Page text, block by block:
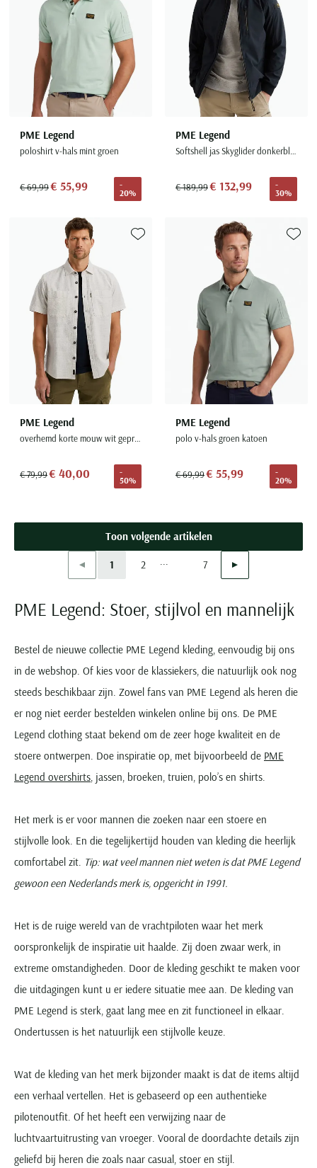
PME Legend
poloshirt v-hals mint groen
€ 69,99€ 55,99
-
20%
PME Legend
Softshell jas Skyglider donkerblauw elastische tailleband
€ 189,99€ 132,99
-
30%
PME Legend
overhemd korte mouw wit geprint
€ 79,99€ 40,00
-
50%
Toevoegen aan favorieten
PME Legend
polo v-hals groen katoen
€ 69,99€ 55,99
-
20%
Toon volgende artikelen
Vorige
1 2
Page
7 Volgende
PME Legend: Stoer, stijlvol en mannelijk
Bestel de nieuwe collectie PME Legend kleding, eenvoudig bij ons
in de webshop. Of kies voor de klassiekers, die natuurlijk ook nog
steeds beschikbaar zijn. Zowel fans van PME Legend als heren die
er nog niet eerder bestelden winkelen online bij ons. De PME
Legend clothing staat bekend om de zeer hoge kwaliteit en de
stoere ontwerpen. Doe inspiratie op, met bijvoorbeeld de PME
Legend overshirts , jassen, broeken, truien, polo’s en shirts.
Het merk is er voor mannen die zoeken naar een stoere en
stijlvolle look. En die tegelijkertijd houden van kleding die heerlijk
comfortabel zit. Tip: wat veel mannen niet weten is dat PME Legend
gewoon een Nederlands merk is, opgericht in 1991.
Het is de ruige wereld van de vrachtpiloten waar het merk
oorspronkelijk de inspiratie uit haalde. Zij doen zwaar werk, in
extreme omstandigheden. Door de kleding geschikt te maken voor
die uitdagingen kunt u er iedere situatie mee aan. De kleding van
PME Legend is sterk, gaat lang mee en zit functioneel in elkaar.
Ondertussen is het natuurlijk een stijlvolle keuze.
Wat de kleding van het merk bijzonder maakt is dat de items altijd
een verhaal vertellen. Het is gebaseerd op een authentieke
pilotenoutfit. Of het heeft een verwijzing naar de
luchtvaartuitrusting van vroeger. Vooral de doordachte details zijn
geliefd bij heren die zoals naar casual, stoer en stijl.